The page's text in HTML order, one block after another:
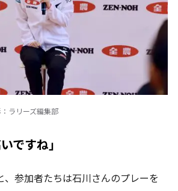
ラリーズ編集部
ですね」
、参加者たちは石川さんのプレーを